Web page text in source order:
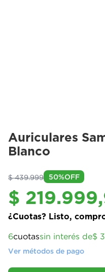
Auriculares
Blanco
$ 439.999 50%OFF
$ 219.999,
¿Cuotas? Listo,
6cuotassin interés de$
Ver métodos de pago